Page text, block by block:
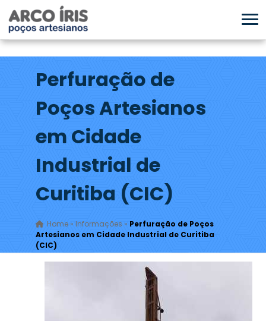
Perfuração de
Poços Artesianos
em Cidade
Industrial de
Curitiba (CIC)
Home» Informações » Perfuração de Poços
Artesianos em Cidade Industrial de Curitiba
(CIC)